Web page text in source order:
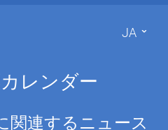
JA
レンダー
関連するニュース